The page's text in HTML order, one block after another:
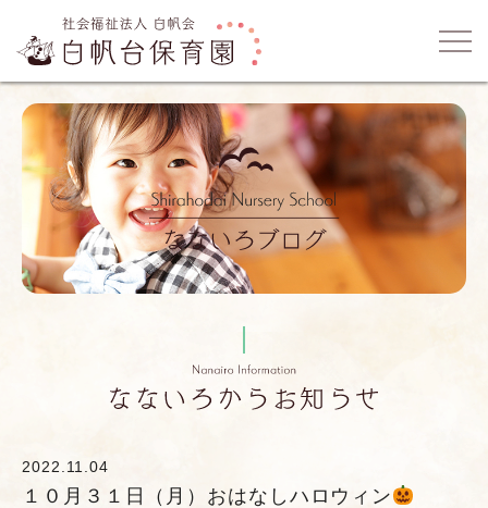
2022.11.04
１０月３１日（月）おはなしハロウィン